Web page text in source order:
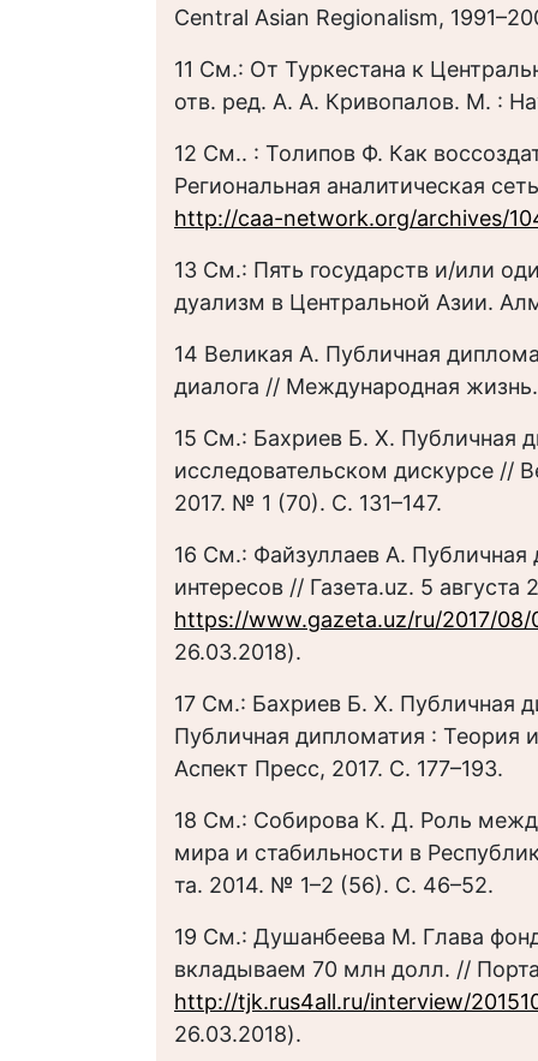
Central Asian Regionalism,
11 См.: От Туркестана к
отв. ред. А. А. Кривопалов. М. :
12 См.. : Толипов Ф. Как
Региональная аналитическая
http://caa-network.org/archives/
13 См.: Пять государств и/или
дуализм в Центральной Азии.
14 Великая А. Публичная
диалога // Международная
15 См.: Бахриев Б. Х. Публичная
исследовательском дискурсе //
2017. № 1 (70). С. 131–147.
16 См.: Файзуллаев А.
интересов // Газета.uz. 5 августа
https://www.gazeta.uz/ru/2017/
26.03.2018).
17 См.: Бахриев Б. Х. Публичная
Публичная дипломатия :
Аспект Пресс, 2017. С. 177–193.
18 См.: Собирова К. Д. Роль
мира и стабильности в
та. 2014. № 1–2 (56). С. 46–52.
19 См.: Душанбеева М. Глава
вкладываем 70 млн долл. //
http://tjk.rus4all.ru/interview/
26.03.2018).